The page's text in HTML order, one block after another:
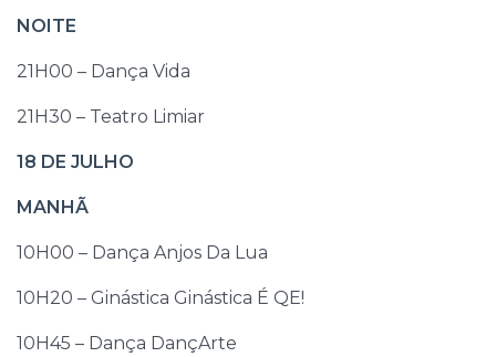
NOITE
21H00 – Dança Vida
21H30 – Teatro Limiar
18 DE JULHO
MANHÃ
10H00 – Dança Anjos Da Lua
10H20 – Ginástica Ginástica É QE!
10H45 – Dança DançArte